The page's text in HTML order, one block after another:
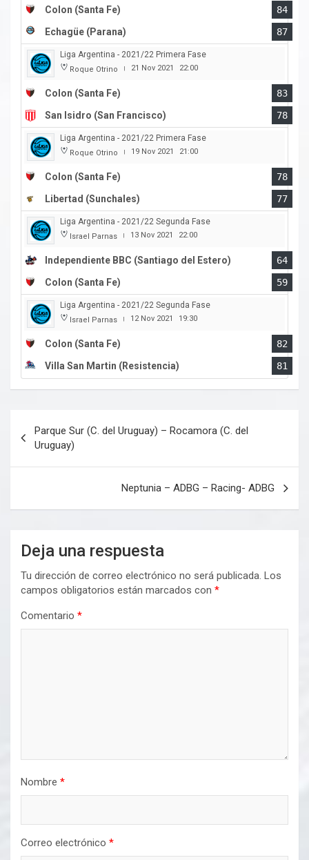
Colon (Santa Fe)
84
Echagüe (Parana)
87
Liga Argentina - 2021/22 Primera Fase
Roque Otrino | 21 Nov 2021 22:00
Colon (Santa Fe)
83
San Isidro (San Francisco)
78
Liga Argentina - 2021/22 Primera Fase
Roque Otrino | 19 Nov 2021 21:00
Colon (Santa Fe)
78
Libertad (Sunchales)
77
Liga Argentina - 2021/22 Segunda Fase
Israel Parnas | 13 Nov 2021 22:00
Independiente BBC (Santiago del Estero)
64
Colon (Santa Fe)
59
Liga Argentina - 2021/22 Segunda Fase
Israel Parnas | 12 Nov 2021 19:30
Colon (Santa Fe)
82
Villa San Martin (Resistencia)
81
de
entradas
Parque Sur (C. del Uruguay) – Rocamora (C. del
Uruguay)
Neptunia – ADBG – Racing- ADBG
Deja una respuesta
Tu dirección de correo electrónico no será publicada. Los
campos obligatorios están marcados con *
Comentario *
Nombre *
Correo electrónico *